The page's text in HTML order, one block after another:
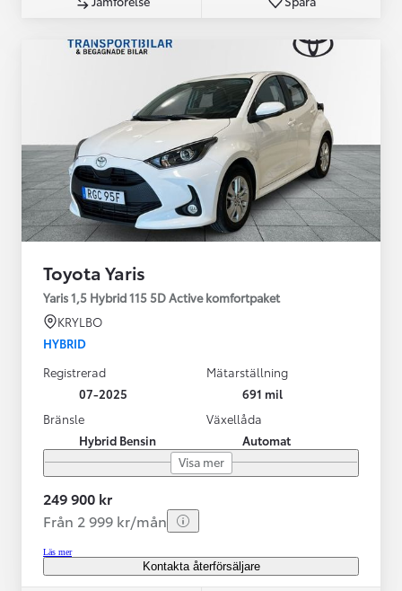
Toyota Yaris
Yaris 1,5 Hybrid 115 5D Active komfortpaket
KRYLBO
HYBRID
Registrerad
07-2025
Mätarställning
691 mil
Bränsle
Hybrid Bensin
Växellåda
Automat
Visa mer
249 900 kr
Från 2 999 kr/mån
Läs mer
Kontakta återförsäljare